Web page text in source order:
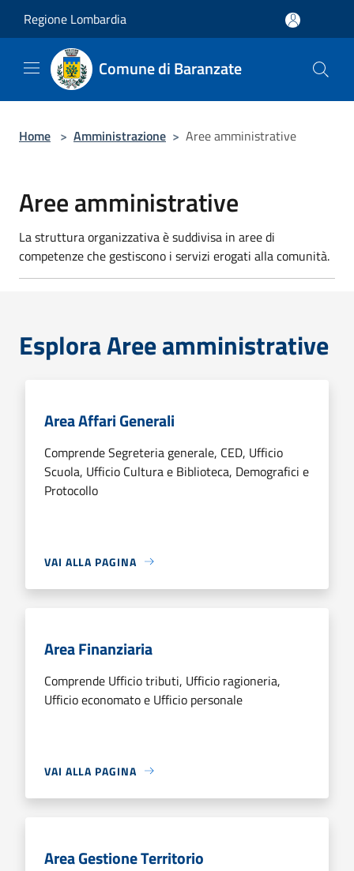
Regione Lombardia
Comune di Baranzate
Home > Amministrazione > Aree amministrative
Aree amministrative
La struttura organizzativa è suddivisa in aree di
competenze che gestiscono i servizi erogati alla comunità.
Esplora Aree amministrative
Area Affari Generali
Comprende Segreteria generale, CED, Ufficio
Scuola, Ufficio Cultura e Biblioteca, Demografici e
Protocollo
VAI ALLA PAGINA
Area Finanziaria
Comprende Ufficio tributi, Ufficio ragioneria,
Ufficio economato e Ufficio personale
VAI ALLA PAGINA
Area Gestione Territorio